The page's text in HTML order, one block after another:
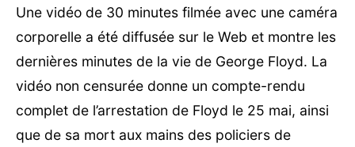
Une vidéo de 30 minutes filmée avec une caméra
corporelle a été diffusée sur le Web et montre les
dernières minutes de la vie de George Floyd. La
vidéo non censurée donne un compte-rendu
complet de l’arrestation de Floyd le 25 mai, ainsi
que de sa mort aux mains des policiers de